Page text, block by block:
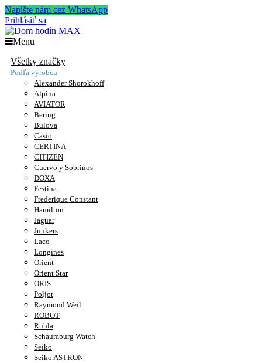
Napíšte nám cez WhatsApp
Prihlásiť sa
Menu
Všetky značky
Podľa výrobcu
Alexander Shorokhoff
Alpina
AVIATOR
Bering
Bulova
Casio
CERTINA
CITIZEN
Cuervo y Sobrinos
DOXA
Festina
Frederique Constant
Hamilton
Jaguar
Junkers
Laco
Longines
Orient
Orient Star
ORIS
Poljot
Raymond Weil
ROBOT
Ruhla
Schaumburg Watch
Seiko
Seiko ASTRON